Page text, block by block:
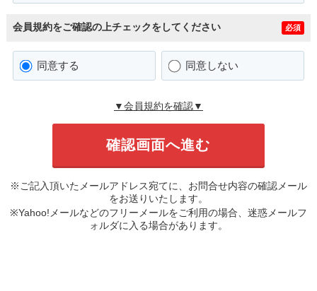
会員規約をご確認の上チェックをしてください 必須
同意する 同意しない
▼会員規約を確認▼
※ご記入頂いたメールアドレス宛てに、お問合せ内容の確認メール
をお送りいたします。
※Yahoo!メールなどのフリーメールをご利用の場合、迷惑メールフ
ォルダに入る場合があります。